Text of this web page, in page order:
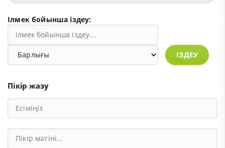
Ілмек бойынша іздеу:
ІЗДЕУ
Пікір жазу